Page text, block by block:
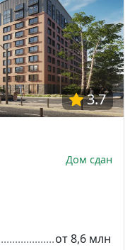
3.7
Дом сдан
от 8,6 млн